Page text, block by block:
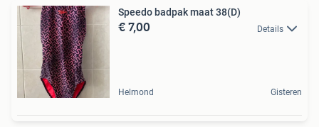
Speedo badpak maat 38(D)
€ 7,00 Details
Helmond Gisteren